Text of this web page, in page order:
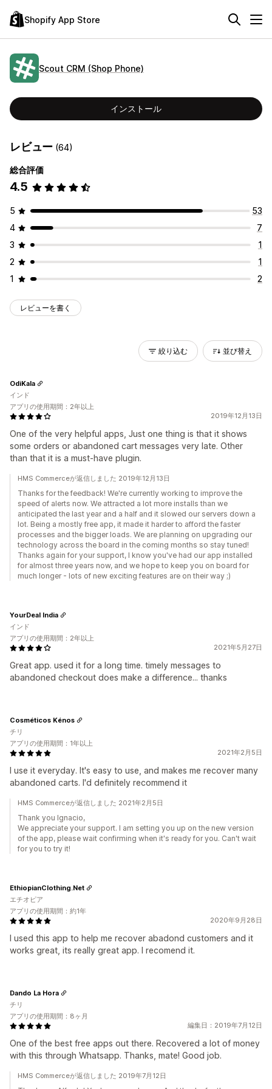
Shopify App Store
Scout CRM (Shop Phone)
インストール
レビュー (64)
総合評価
4.5
5
53
4
7
3
1
2
1
1
2
レビューを書く
絞り込む 並び替え
2019年12月13日
One of the very helpful apps, Just one thing is that it shows
some orders or abandoned cart messages very late. Other
than that it is a must-have plugin.
OdiKala
インド
アプリの使用期間：2年以上
HMS Commerceが返信しました 2019年12月13日
Thanks for the feedback! We're currently working to improve the
speed of alerts now. We attracted a lot more installs than we
anticipated the last year and a half and it slowed our servers down a
lot. Being a mostly free app, it made it harder to afford the faster
processes and the bigger loads. We are planning on upgrading our
technology across the board in the coming months so stay tuned!
Thanks again for your support, I know you've had our app installed
for almost three years now, and we hope to keep you on board for
much longer - lots of new exciting features are on their way ;)
2021年5月27日
Great app. used it for a long time. timely messages to
abandoned checkout does make a difference... thanks
YourDeal India
インド
アプリの使用期間：2年以上
2021年2月5日
I use it everyday. It's easy to use, and makes me recover many
abandoned carts. I'd definitely recommend it
Cosméticos Kénos
チリ
アプリの使用期間：1年以上
HMS Commerceが返信しました 2021年2月5日
Thank you Ignacio,
We appreciate your support. I am setting you up on the new version
of the app, please wait confirming when it's ready for you. Can't wait
for you to try it!
2020年9月28日
I used this app to help me recover abadond customers and it
works great, its really great app. I recomend it.
EthiopianClothing.Net
エチオピア
アプリの使用期間：約1年
編集日：2019年7月12日
One of the best free apps out there. Recovered a lot of money
with this through Whatsapp. Thanks, mate! Good job.
Dando La Hora
チリ
アプリの使用期間：8ヶ月
HMS Commerceが返信しました 2019年7月12日